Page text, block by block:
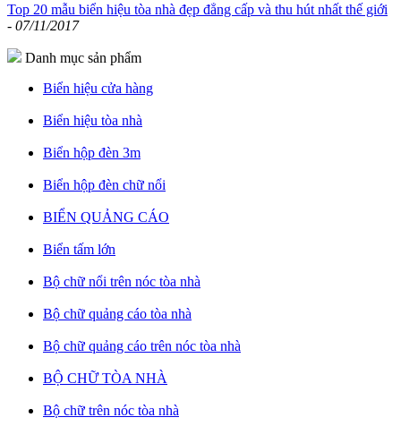
Top 20 mẫu biển hiệu tòa nhà đẹp đẳng cấp và thu hút nhất thế giới
- 07/11/2017
Danh mục sản phẩm
Biển hiệu cửa hàng
Biển hiệu tòa nhà
Biển hộp đèn 3m
Biển hộp đèn chữ nổi
BIỂN QUẢNG CÁO
Biển tấm lớn
Bộ chữ nổi trên nóc tòa nhà
Bộ chữ quảng cáo tòa nhà
Bộ chữ quảng cáo trên nóc tòa nhà
BỘ CHỮ TÒA NHÀ
Bộ chữ trên nóc tòa nhà